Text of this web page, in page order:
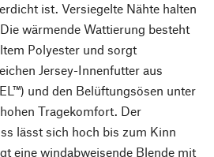
ist. Versiegelte Nähte halten
wärmende Wattierung besteht
Polyester und sorgt
Jersey-Innenfutter aus
und den Belüftungsösen unter
Tragekomfort. Der
lässt sich hoch bis zum Kinn
eine windabweisende Blende mit